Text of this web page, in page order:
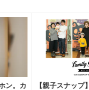
ン。カ
【親子スナップ